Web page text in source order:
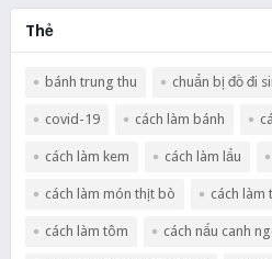
Thẻ
bánh trung thu chuẩn bị đồ đi
covid-19 cách làm bánh
cách làm kem cách làm lẩu
cách làm món thịt bò cách làm
cách làm tôm cách nấu canh